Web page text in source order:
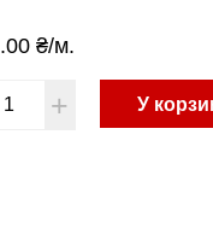
.00 ₴/м.
+ У